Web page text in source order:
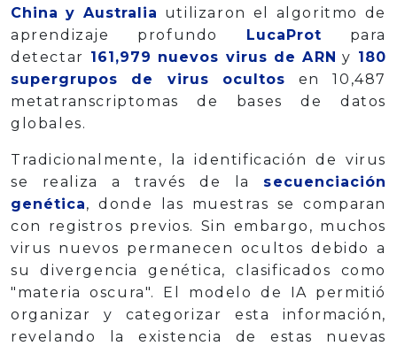
China y Australia utilizaron el algoritmo de
aprendizaje profundo LucaProt para
detectar 161,979 nuevos virus de ARN y 180
supergrupos de virus ocultos en 10,487
metatranscriptomas de bases de datos
globales.
Tradicionalmente, la identificación de virus
se realiza a través de la secuenciación
genética, donde las muestras se comparan
con registros previos. Sin embargo, muchos
virus nuevos permanecen ocultos debido a
su divergencia genética, clasificados como
"materia oscura". El modelo de IA permitió
organizar y categorizar esta información,
revelando la existencia de estas nuevas